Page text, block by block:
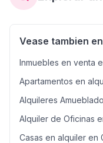
Vease tambien
Inmuebles en venta
Apartamentos en
Alquileres
Alquiler de Oficinas
Casas en alquiler en